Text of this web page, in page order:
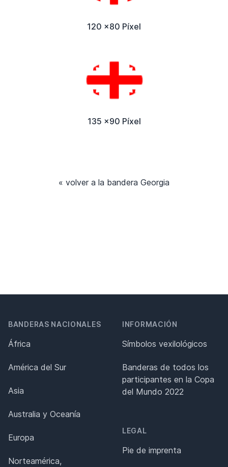
120 x80 Píxel
135 x90 Píxel
« volver a la bandera Georgia
BANDERAS NACIONALES
África
América del Sur
Asia
Australia y Oceanía
Europa
Norteamérica,
INFORMACIÓN
Símbolos vexilológicos
Banderas de todos los
participantes en la Copa
del Mundo 2022
LEGAL
Pie de imprenta